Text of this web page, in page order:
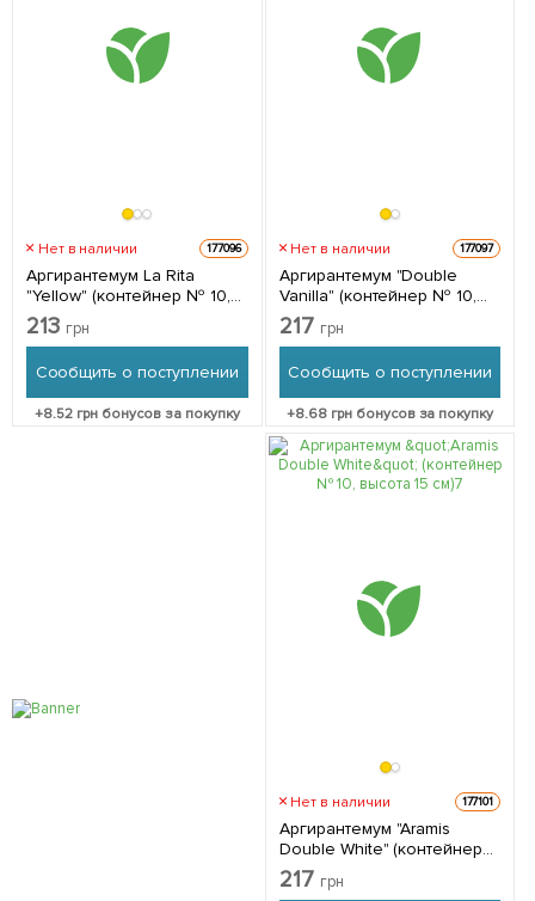
Нет в наличии 177096
Аргирантемум La Rita
"Yellow" (контейнер № 10,
высота 15 см) 1 саженец в
упаковке
213 грн
Сообщить о поступлении
+8.52 грн бонусов за покупку
Нет в наличии 177097
Аргирантемум "Double
Vanilla" (контейнер № 10,
высота 15 см) 1 саженец в
упаковке
217 грн
Сообщить о поступлении
+8.68грн бонусов за покупку
Нет в наличии 177101
Аргирантемум "Aramis
Double White" (контейнер
№ 10, высота 15 см) 1
саженец в упаковке
217 грн